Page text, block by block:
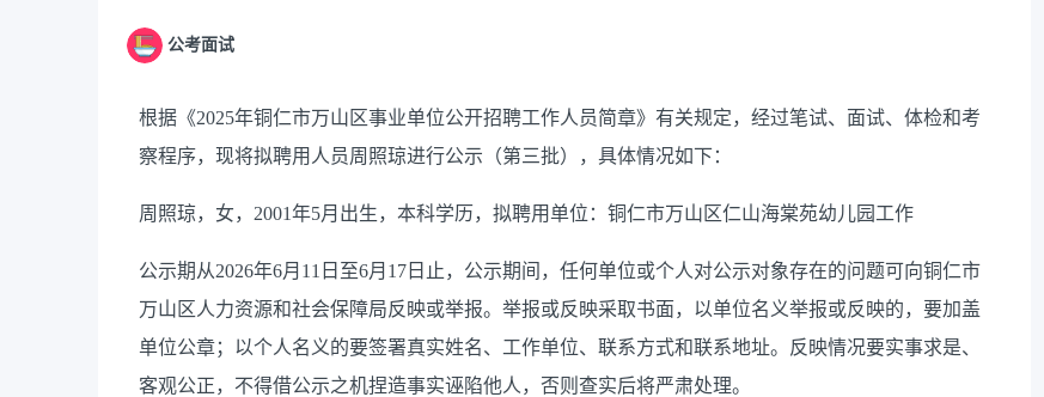
公考面试
根据《2025年铜仁市万山区事业单位公开招聘工作人员简章》有关规定，经过笔试、面试、体检和考
察程序，现将拟聘用人员周照琼进行公示（第三批），具体情况如下：
周照琼，女， 2001年5月出生，本科学历，拟聘用单位：铜仁市万山区仁山海棠苑幼儿园工作
公示期从2026年6月 11 日至6月 17 日止，公示期间，任何单位或个人对公示对象存在的问题可向铜仁市
万山区人力资源和社会保障局反映或举报。举报或反映采取书面，以单位名义举报或反映的，要加盖
单位公章；以个人名义的要签署真实姓名、工作单位、联系方式和联系地址。反映情况要实事求是、
客观公正，不得借公示之机捏造事实诬陷他人，否则查实后将严肃处理。